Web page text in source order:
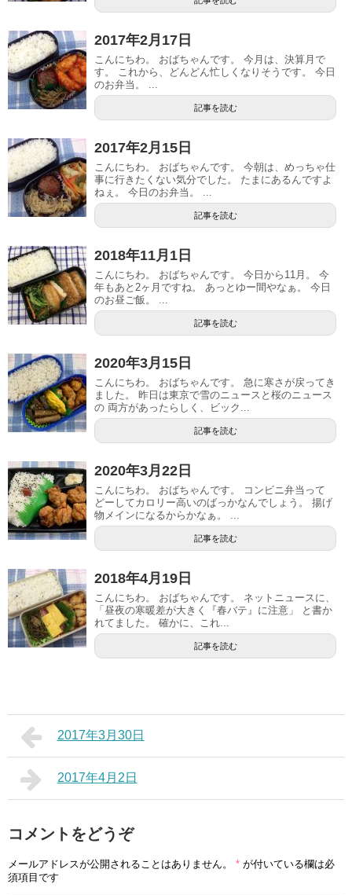
2017年2月17日
こんにちわ。 おばちゃんです。 今月は、決算月で
す。 これから、どんどん忙しくなりそうです。 今日
のお弁当。 ...
記事を読む
2017年2月15日
こんにちわ。 おばちゃんです。 今朝は、めっちゃ仕
事に行きたくない気分でした。 たまにあるんですよ
ねぇ。 今日のお弁当。 ...
記事を読む
2018年11月1日
こんにちわ。 おばちゃんです。 今日から11月。 今
年もあと2ヶ月ですね。 あっとゆー間やなぁ。 今日
のお昼ご飯。 ...
記事を読む
2020年3月15日
こんにちわ。 おばちゃんです。 急に寒さが戻ってき
ました。 昨日は東京で雪のニュースと桜のニュース
の 両方があったらしく、ビック...
記事を読む
2020年3月22日
こんにちわ。 おばちゃんです。 コンビニ弁当って
どーしてカロリー高いのばっかなんでしょう。 揚げ
物メインになるからかなぁ。 ...
記事を読む
2018年4月19日
こんにちわ。 おばちゃんです。 ネットニュースに、
「昼夜の寒暖差が大きく『春バテ』に注意」 と書か
れてました。 確かに、これ...
記事を読む
2017年3月30日
2017年4月2日
コメントをどうぞ
メールアドレスが公開されることはありません。 * が付いている欄は必
須項目です